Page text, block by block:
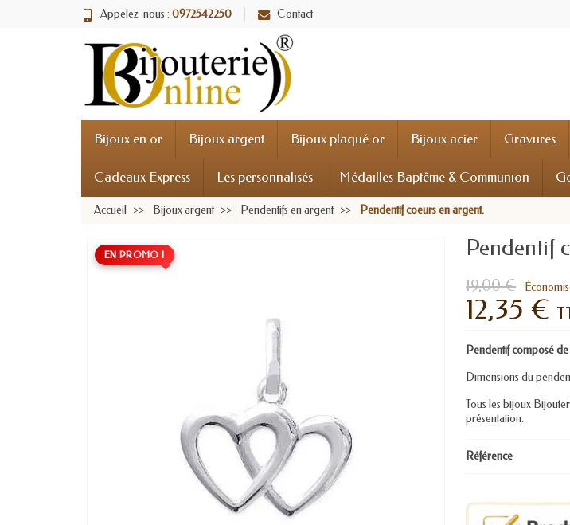
Appelez-nous : 0972542250 Contact
Bijoux en or Bijoux argent Bijoux plaqué or Bijoux acier Gravures
Cadeaux Express Les personnalisés Médailles Baptême & Communion
Accueil Bijoux argent Pendentifs en argent Pendentif coeurs en argent.
EN PROMO ! Pendentif
19,00 €
12,35 €
Pendentif composé
Dimensions du
Tous les bijoux
présentation.
Référence